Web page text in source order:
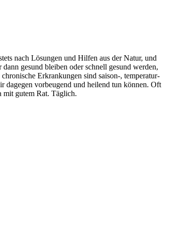
nach Lösungen und Hilfen aus der Natur, und
gesund bleiben oder schnell gesund werden,
Erkrankungen sind saison-, temperatur-
dagegen vorbeugend und heilend tun können. Oft
mit gutem Rat. Täglich.